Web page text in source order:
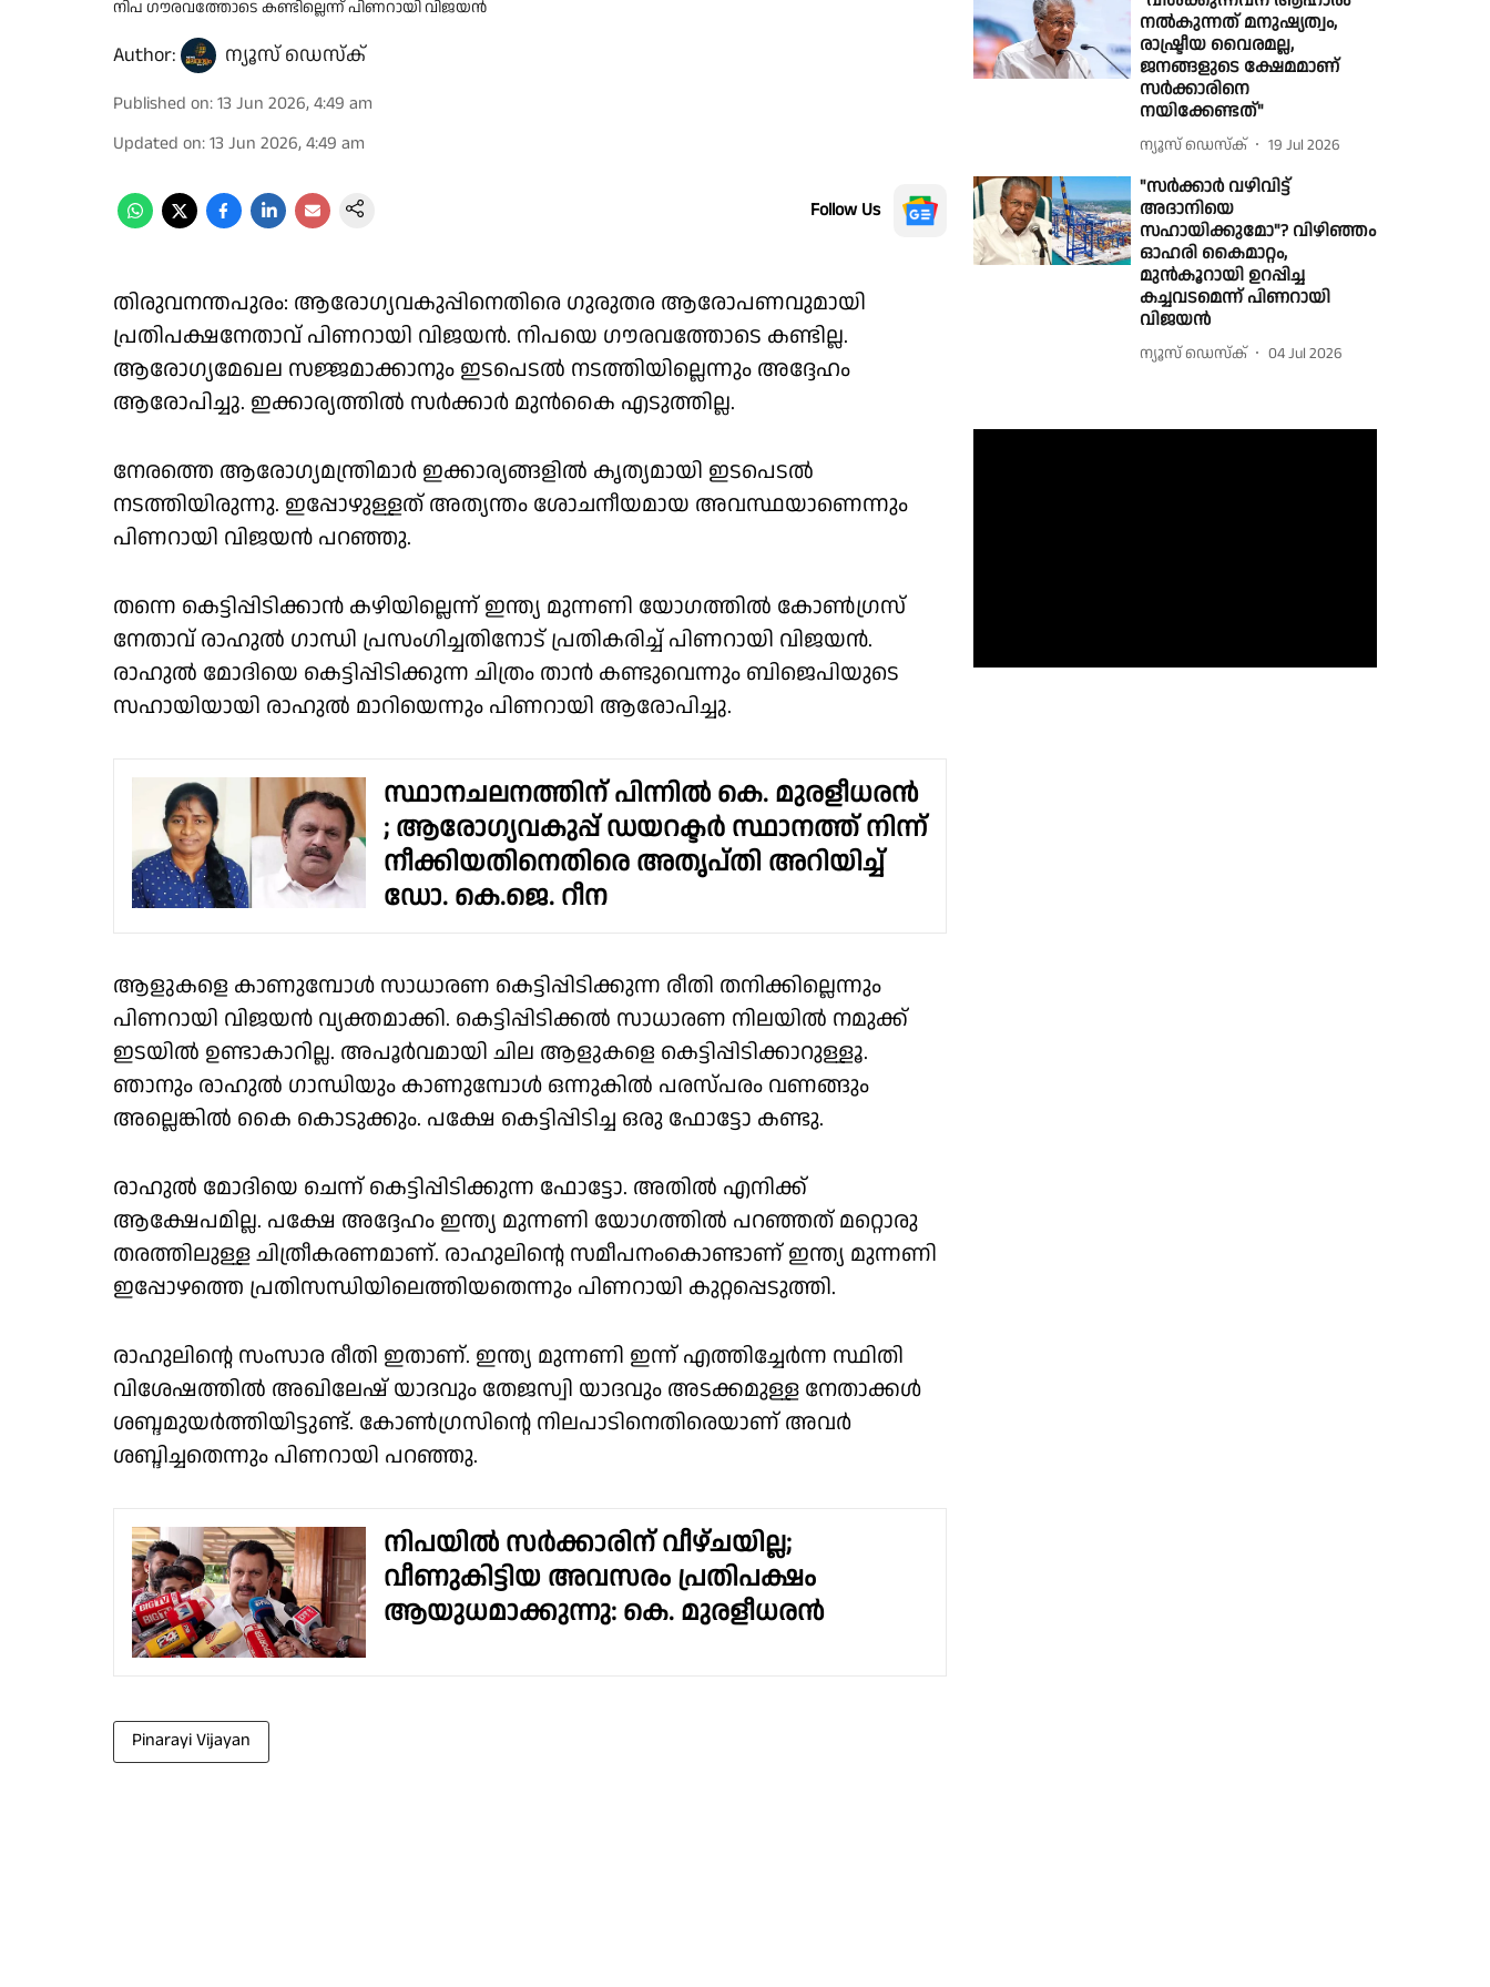
നിപ ഗൗരവത്തോടെ കണ്ടില്ലെന്ന് പിണറായി വിജയൻ
Author: ന്യൂസ് ഡെസ്ക്
Published on:13 Jun 2026, 4:49 am
Updated on:13 Jun 2026, 4:49 am
Follow Us
തിരുവനന്തപുരം: ആരോഗ്യവകുപ്പിനെതിരെ ഗുരുതര ആരോപണവുമായി
പ്രതിപക്ഷനേതാവ് പിണറായി വിജയൻ. നിപയെ ഗൗരവത്തോടെ കണ്ടില്ല.
ആരോഗ്യമേഖല സജ്ജമാക്കാനും ഇടപെടൽ നടത്തിയില്ലെന്നും അദ്ദേഹം
ആരോപിച്ചു. ഇക്കാര്യത്തിൽ സർക്കാർ മുൻകൈ എടുത്തില്ല.
നേരത്തെ ആരോഗ്യമന്ത്രിമാർ ഇക്കാര്യങ്ങളിൽ കൃത്യമായി ഇടപെടൽ
നടത്തിയിരുന്നു. ഇപ്പോഴുള്ളത് അത്യന്തം ശോചനീയമായ അവസ്ഥയാണെന്നും
പിണറായി വിജയൻ പറഞ്ഞു.
തന്നെ കെട്ടിപ്പിടിക്കാൻ കഴിയില്ലെന്ന് ഇന്ത്യ മുന്നണി യോഗത്തിൽ കോൺഗ്രസ്
നേതാവ് രാഹുൽ ഗാന്ധി പ്രസംഗിച്ചതിനോട് പ്രതികരിച്ച് പിണറായി വിജയൻ.
രാഹുൽ മോദിയെ കെട്ടിപ്പിടിക്കുന്ന ചിത്രം താൻ കണ്ടുവെന്നും ബിജെപിയുടെ
സഹായിയായി രാഹുൽ മാറിയെന്നും പിണറായി ആരോപിച്ചു.
സ്ഥാനചലനത്തിന് പിന്നിൽ കെ. മുരളീധരൻ
; ആരോഗ്യവകുപ്പ് ഡയറക്ടർ സ്ഥാനത്ത് നിന്ന്
നീക്കിയതിനെതിരെ അതൃപ്തി അറിയിച്ച്
ഡോ. കെ.ജെ. റീന
ആളുകളെ കാണുമ്പോൾ സാധാരണ കെട്ടിപ്പിടിക്കുന്ന രീതി തനിക്കില്ലെന്നും
പിണറായി വിജയൻ വ്യക്തമാക്കി. കെട്ടിപ്പിടിക്കൽ സാധാരണ നിലയിൽ നമുക്ക്
ഇടയിൽ ഉണ്ടാകാറില്ല. അപൂർവമായി ചില ആളുകളെ കെട്ടിപ്പിടിക്കാറുള്ളൂ.
ഞാനും രാഹുൽ ഗാന്ധിയും കാണുമ്പോൾ ഒന്നുകിൽ പരസ്പരം വണങ്ങും
അല്ലെങ്കിൽ കൈ കൊടുക്കും. പക്ഷേ കെട്ടിപ്പിടിച്ച ഒരു ഫോട്ടോ കണ്ടു.
രാഹുൽ മോദിയെ ചെന്ന് കെട്ടിപ്പിടിക്കുന്ന ഫോട്ടോ. അതിൽ എനിക്ക്
ആക്ഷേപമില്ല. പക്ഷേ അദ്ദേഹം ഇന്ത്യ മുന്നണി യോഗത്തിൽ പറഞ്ഞത് മറ്റൊരു
തരത്തിലുള്ള ചിത്രീകരണമാണ്. രാഹുലിൻ്റെ സമീപനംകൊണ്ടാണ് ഇന്ത്യ മുന്നണി
ഇപ്പോഴത്തെ പ്രതിസന്ധിയിലെത്തിയതെന്നും പിണറായി കുറ്റപ്പെടുത്തി.
രാഹുലിൻ്റെ സംസാര രീതി ഇതാണ്. ഇന്ത്യ മുന്നണി ഇന്ന് എത്തിച്ചേർന്ന സ്ഥിതി
വിശേഷത്തിൽ അഖിലേഷ് യാദവും തേജസ്വി യാദവും അടക്കമുള്ള നേതാക്കൾ
ശബ്ദമുയർത്തിയിട്ടുണ്ട്. കോൺഗ്രസിൻ്റെ നിലപാടിനെതിരെയാണ് അവർ
ശബ്ദിച്ചതെന്നും പിണറായി പറഞ്ഞു.
നിപയിൽ സർക്കാരിന് വീഴ്ചയില്ല;
വീണുകിട്ടിയ അവസരം പ്രതിപക്ഷം
ആയുധമാക്കുന്നു: കെ. മുരളീധരൻ
Pinarayi Vijayan
നൽകുന്നത് മനുഷ്യത്വം,
രാഷ്ട്രീയ വൈരമല്ല,
ജനങ്ങളുടെ ക്ഷേമമാണ്
സർക്കാരിനെ
നയിക്കേണ്ടത്"
ന്യൂസ് ഡെസ്ക് 19 Jul 2026
"സർക്കാർ വഴിവിട്ട്
അദാനിയെ
സഹായിക്കുമോ"? വിഴിഞ്ഞം
ഓഹരി കൈമാറ്റം,
മുൻകൂറായി ഉറപ്പിച്ച
കച്ചവടമെന്ന് പിണറായി
വിജയൻ
ന്യൂസ് ഡെസ്ക് 04 Jul 2026